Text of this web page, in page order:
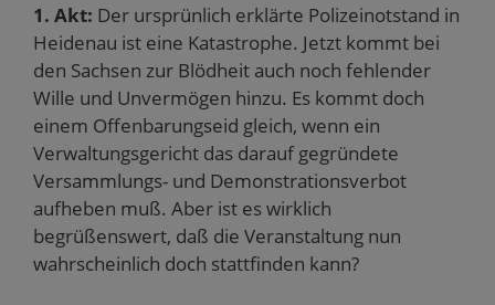
1. Akt: Der ursprünlich erklärte Polizeinotstand in
Heidenau ist eine Katastrophe. Jetzt kommt bei
den Sachsen zur Blödheit auch noch fehlender
Wille und Unvermögen hinzu. Es kommt doch
einem Offenbarungseid gleich, wenn ein
Verwaltungsgericht das darauf gegründete
Versammlungs- und Demonstrationsverbot
aufheben muß. Aber ist es wirklich
begrüßenswert, daß die Veranstaltung nun
wahrscheinlich doch stattfinden kann?